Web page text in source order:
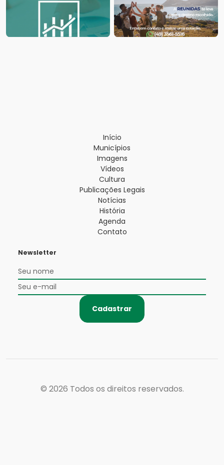
Início
Municípios
Imagens
Vídeos
Cultura
Publicações Legais
Notícias
História
Agenda
Contato
Newsletter
Cadastrar
© 2026 Todos os direitos reservados.